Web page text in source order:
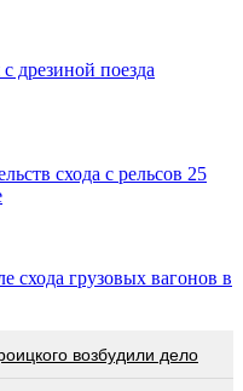
дрезиной поезда
схода с рельсов 25
схода грузовых вагонов в
возбудили дело